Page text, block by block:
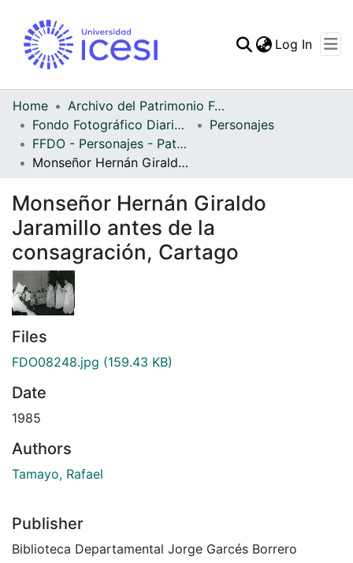
Statistics
Log In
Home
Archivo del Patrimonio Fotográfico y Fílmico del Valle del Cauca
Fondo Fotográfico Diario Occidente
Personajes
FFDO - Personajes - Patrimonial
Monseñor Hernán Giraldo Jaramillo antes de la consagración, Cartago
Monseñor Hernán Giraldo
Jaramillo antes de la
consagración, Cartago
Files
FDO08248.jpg (159.43 KB)
Date
1985
Authors
Tamayo, Rafael
Publisher
Biblioteca Departamental Jorge Garcés Borrero